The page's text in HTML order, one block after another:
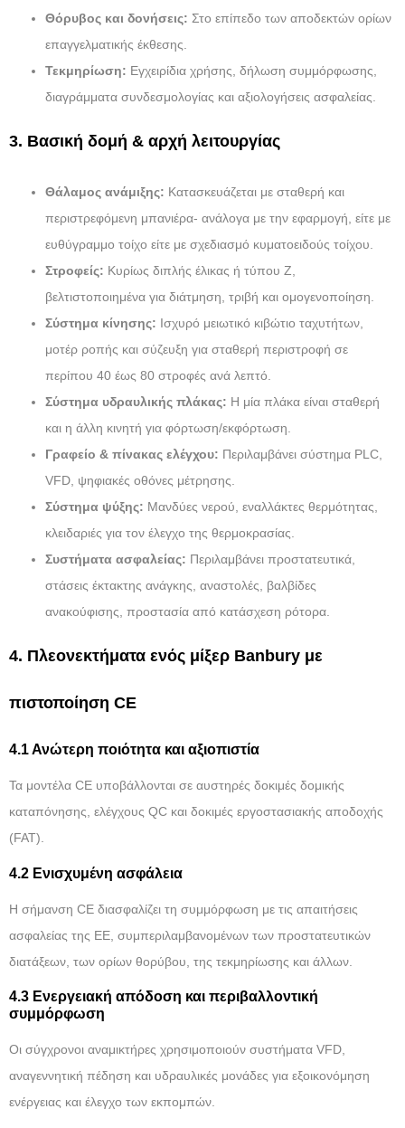
Θόρυβος και δονήσεις: Στο επίπεδο των αποδεκτών ορίων
επαγγελματικής έκθεσης.
Τεκμηρίωση: Εγχειρίδια χρήσης, δήλωση συμμόρφωσης,
διαγράμματα συνδεσμολογίας και αξιολογήσεις ασφαλείας.
3. Βασική δομή & αρχή λειτουργίας
Θάλαμος ανάμιξης: Κατασκευάζεται με σταθερή και
περιστρεφόμενη μπανιέρα- ανάλογα με την εφαρμογή, είτε με
ευθύγραμμο τοίχο είτε με σχεδιασμό κυματοειδούς τοίχου.
Στροφείς: Κυρίως διπλής έλικας ή τύπου Z,
βελτιστοποιημένα για διάτμηση, τριβή και ομογενοποίηση.
Σύστημα κίνησης: Ισχυρό μειωτικό κιβώτιο ταχυτήτων,
μοτέρ ροπής και σύζευξη για σταθερή περιστροφή σε
περίπου 40 έως 80 στροφές ανά λεπτό.
Σύστημα υδραυλικής πλάκας: Η μία πλάκα είναι σταθερή
και η άλλη κινητή για φόρτωση/εκφόρτωση.
Γραφείο & πίνακας ελέγχου: Περιλαμβάνει σύστημα PLC,
VFD, ψηφιακές οθόνες μέτρησης.
Σύστημα ψύξης: Μανδύες νερού, εναλλάκτες θερμότητας,
κλειδαριές για τον έλεγχο της θερμοκρασίας.
Συστήματα ασφαλείας: Περιλαμβάνει προστατευτικά,
στάσεις έκτακτης ανάγκης, αναστολές, βαλβίδες
ανακούφισης, προστασία από κατάσχεση ρότορα.
4. Πλεονεκτήματα ενός μίξερ Banbury με
πιστοποίηση CE
4.1 Ανώτερη ποιότητα και αξιοπιστία
Τα μοντέλα CE υποβάλλονται σε αυστηρές δοκιμές δομικής
καταπόνησης, ελέγχους QC και δοκιμές εργοστασιακής αποδοχής
(FAT).
4.2 Ενισχυμένη ασφάλεια
Η σήμανση CE διασφαλίζει τη συμμόρφωση με τις απαιτήσεις
ασφαλείας της ΕΕ, συμπεριλαμβανομένων των προστατευτικών
διατάξεων, των ορίων θορύβου, της τεκμηρίωσης και άλλων.
4.3 Ενεργειακή απόδοση και περιβαλλοντική
συμμόρφωση
Οι σύγχρονοι αναμικτήρες χρησιμοποιούν συστήματα VFD,
αναγεννητική πέδηση και υδραυλικές μονάδες για εξοικονόμηση
ενέργειας και έλεγχο των εκπομπών.